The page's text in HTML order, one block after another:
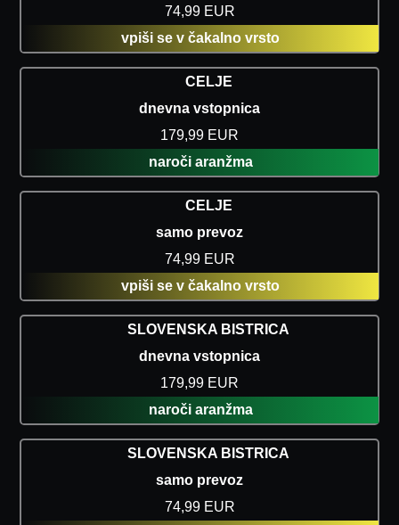
74,99 EUR
vpiši se v čakalno vrsto
CELJE
dnevna vstopnica
179,99 EUR
naroči aranžma
CELJE
samo prevoz
74,99 EUR
vpiši se v čakalno vrsto
SLOVENSKA BISTRICA
dnevna vstopnica
179,99 EUR
naroči aranžma
SLOVENSKA BISTRICA
samo prevoz
74,99 EUR